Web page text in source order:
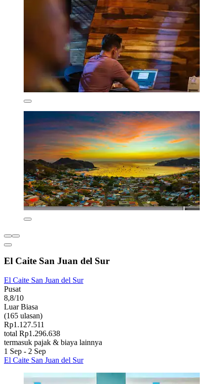
El Caite San Juan del Sur
El Caite San Juan del Sur
Pusat
8,8/10
Luar Biasa
(165 ulasan)
Rp1.127.511
total Rp1.296.638
termasuk pajak & biaya lainnya
1 Sep - 2 Sep
El Caite San Juan del Sur